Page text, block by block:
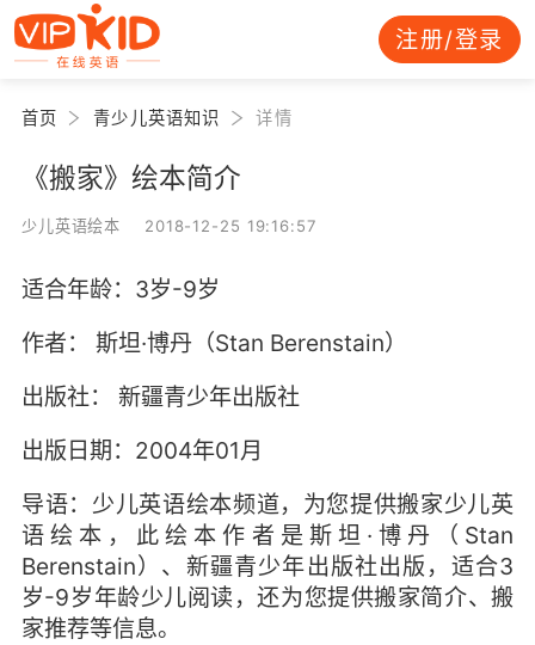
注册/登录
首页 青少儿英语知识 详情
《搬家》绘本简介
少儿英语绘本 2018-12-25 19:16:57
适合年龄：3岁-9岁
作者： 斯坦·博丹（Stan Berenstain）
出版社： 新疆青少年出版社
出版日期：2004年01月
导语：少儿英语绘本频道，为您提供搬家少儿英
语绘本，此绘本作者是斯坦·博丹（Stan
Berenstain）、新疆青少年出版社出版，适合3
岁-9岁年龄少儿阅读，还为您提供搬家简介、搬
家推荐等信息。